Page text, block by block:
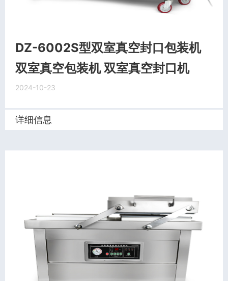
DZ-6002S型双室真空封口包装机
双室真空包装机 双室真空封口机
2024-10-23
详细信息